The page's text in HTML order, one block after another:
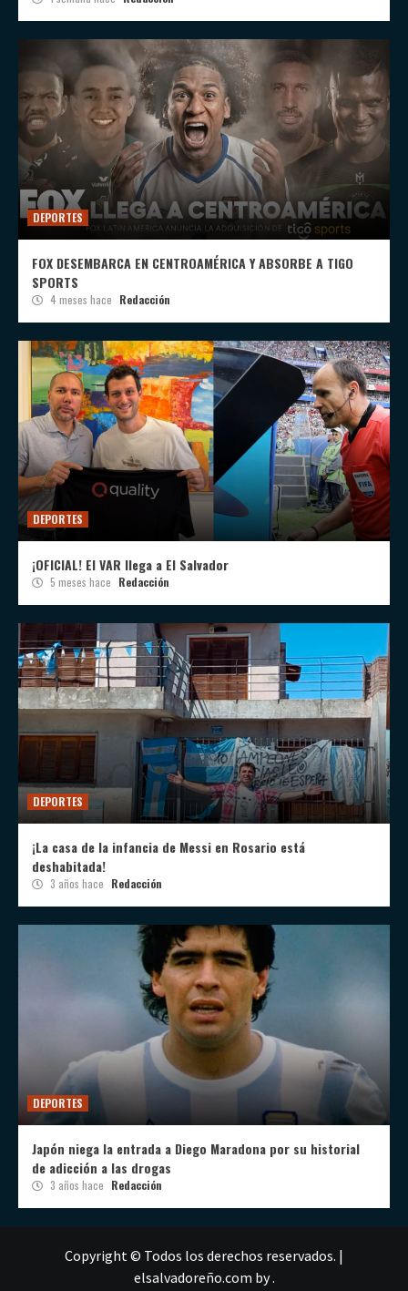
DEPORTES
FOX DESEMBARCA EN CENTROAMÉRICA Y ABSORBE A TIGO
SPORTS
4 meses hace Redacción
DEPORTES
¡OFICIAL! El VAR llega a El Salvador
5 meses hace Redacción
DEPORTES
¡La casa de la infancia de Messi en Rosario está
deshabitada!
3 años hace Redacción
DEPORTES
Japón niega la entrada a Diego Maradona por su historial
de adicción a las drogas
3 años hace Redacción
Copyright © Todos los derechos reservados. |
elsalvadoreño.com by .